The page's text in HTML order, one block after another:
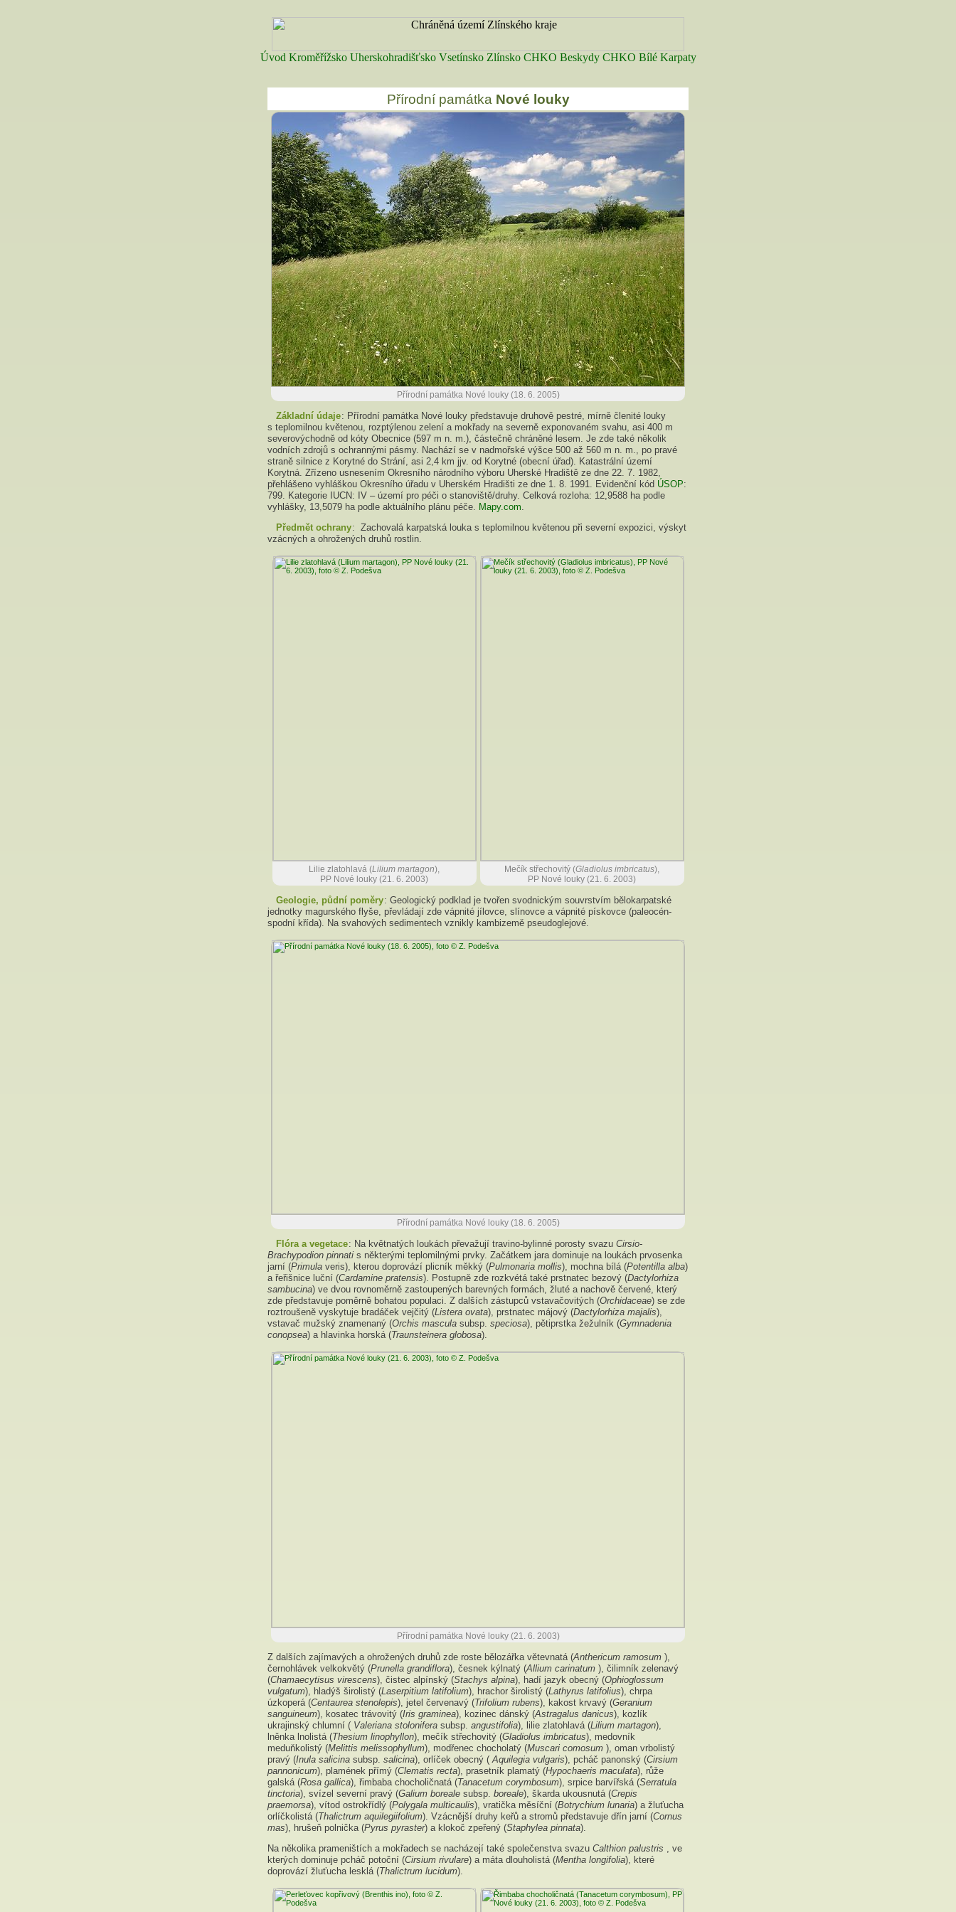
Úvod Kroměřížsko Uherskohradišťsko Vsetínsko Zlínsko CHKO Beskydy CHKO Bílé Karpaty
Přírodní památka Nové louky
Přírodní památka Nové louky (18. 6. 2005)
Základní údaje: Přírodní památka Nové louky představuje druhově pestré, mírně členité louky
s teplomilnou květenou, rozptýlenou zelení a mokřady na severně exponovaném svahu, asi 400 m
severovýchodně od kóty Obecnice (597 m n. m.), částečně chráněné lesem. Je zde také několik
vodních zdrojů s ochrannými pásmy. Nachází se v nadmořské výšce 500 až 560 m n. m., po pravé
straně silnice z Korytné do Strání, asi 2,4 km jjv. od Korytné (obecní úřad). Katastrální území
Korytná. Zřízeno usnesením Okresního národního výboru Uherské Hradiště ze dne 22. 7. 1982,
přehlášeno vyhláškou Okresního úřadu v Uherském Hradišti ze dne 1. 8. 1991. Evidenční kód ÚSOP:
799. Kategorie IUCN: IV – území pro péči o stanoviště/druhy. Celková rozloha: 12,9588 ha podle
vyhlášky, 13,5079 ha podle aktuálního plánu péče. Mapy.com.
Předmět ochrany: Zachovalá karpatská louka s teplomilnou květenou při severní expozici, výskyt
vzácných a ohrožených druhů rostlin.
Lilie zlatohlavá (Lilium martagon),
PP Nové louky (21. 6. 2003)
Mečík střechovitý (Gladiolus imbricatus),
PP Nové louky (21. 6. 2003)
Geologie, půdní poměry: Geologický podklad je tvořen svodnickým souvrstvím bělokarpatské
jednotky magurského flyše, převládají zde vápnité jílovce, slínovce a vápnité pískovce (paleocén-
spodní křída). Na svahových sedimentech vznikly kambizemě pseudoglejové.
Přírodní památka Nové louky (18. 6. 2005)
Flóra a vegetace: Na květnatých loukách převažují travino-bylinné porosty svazu Cirsio-
Brachypodion pinnati s některými teplomilnými prvky. Začátkem jara dominuje na loukách prvosenka
jarní (Primula veris), kterou doprovází plicník měkký (Pulmonaria mollis), mochna bílá (Potentilla alba)
a řeřišnice luční (Cardamine pratensis). Postupně zde rozkvétá také prstnatec bezový (Dactylorhiza
sambucina) ve dvou rovnoměrně zastoupených barevných formách, žluté a nachově červené, který
zde představuje poměrně bohatou populaci. Z dalších zástupců vstavačovitých (Orchidaceae) se zde
roztroušeně vyskytuje bradáček vejčitý (Listera ovata), prstnatec májový (Dactylorhiza majalis),
vstavač mužský znamenaný (Orchis mascula subsp. speciosa), pětiprstka žežulník (Gymnadenia
conopsea) a hlavinka horská (Traunsteinera globosa).
Přírodní památka Nové louky (21. 6. 2003)
Z dalších zajímavých a ohrožených druhů zde roste bělozářka větevnatá (Anthericum ramosum ),
černohlávek velkokvětý (Prunella grandiflora), česnek kýlnatý (Allium carinatum ), čilimník zelenavý
(Chamaecytisus virescens), čistec alpínský (Stachys alpina), hadí jazyk obecný (Ophioglossum
vulgatum), hladýš širolistý (Laserpitium latifolium), hrachor širolistý (Lathyrus latifolius), chrpa
úzkoperá (Centaurea stenolepis), jetel červenavý (Trifolium rubens), kakost krvavý (Geranium
sanguineum), kosatec trávovitý (Iris graminea), kozinec dánský (Astragalus danicus), kozlík
ukrajinský chlumní ( Valeriana stolonifera subsp. angustifolia), lilie zlatohlavá (Lilium martagon),
lněnka lnolistá (Thesium linophyllon), mečík střechovitý (Gladiolus imbricatus), medovník
meduňkolistý (Melittis melissophyllum), modřenec chocholatý (Muscari comosum ), oman vrbolistý
pravý (Inula salicina subsp. salicina), orlíček obecný ( Aquilegia vulgaris), pcháč panonský (Cirsium
pannonicum), plamének přímý (Clematis recta), prasetník plamatý (Hypochaeris maculata), růže
galská (Rosa gallica), řimbaba chocholičnatá (Tanacetum corymbosum), srpice barvířská (Serratula
tinctoria), svízel severní pravý (Galium boreale subsp. boreale), škarda ukousnutá (Crepis
praemorsa), vítod ostrokřídlý (Polygala multicaulis), vratička měsíční (Botrychium lunaria) a žluťucha
orlíčkolistá (Thalictrum aquilegiifolium). Vzácnější druhy keřů a stromů představuje dřín jarní (Cornus
mas), hrušeň polnička (Pyrus pyraster) a klokoč zpeřený (Staphylea pinnata).
Na několika prameništích a mokřadech se nacházejí také společenstva svazu Calthion palustris , ve
kterých dominuje pcháč potoční (Cirsium rivulare) a máta dlouholistá (Mentha longifolia), které
doprovází žluťucha lesklá (Thalictrum lucidum).